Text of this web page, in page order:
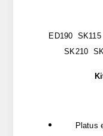
ED190
SK210
Platus